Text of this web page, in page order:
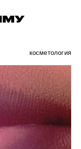
косметология